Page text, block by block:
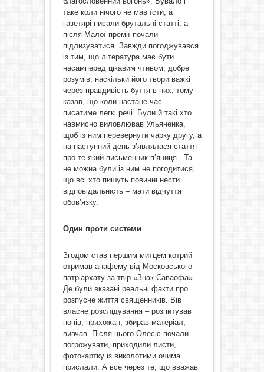
таке коли нічого не мав їсти, а
газетярі писали брутальні статті, а
після Малої премії почали
підлизуватися. Завжди погоджувався
із тим, що література має бути
насамперед цікавим чтивом, добре
розумів, наскільки його твори важкі
через правдивість буття в них, тому
казав, що коли настане час –
писатиме легкі речі. Були й такі хто
навмисно виловлював Ульяненка,
щоб із ним перевернути чарку другу, а
на наступний день з’являлася стаття
про те який письменник п’яниця. Та
не можна були із ним не погодитися,
що всі хто пишуть повинні нести
відповідальність – мати відчуття
обов’язку.
Один проти системи
Згодом став першим митцем котрий
отримав анафему від Московського
патріархату за твір «Знак Саваофа».
Де були вказані реальні факти про
розпусне життя священників. Вів
власне розслідування – розпитував
попів, прихожан, збирав матеріал,
вивчав. Після цього Олесю почали
погрожувати, приходили листи,
фотокартку із виколотими очима
прислали. А все через те, що вважав